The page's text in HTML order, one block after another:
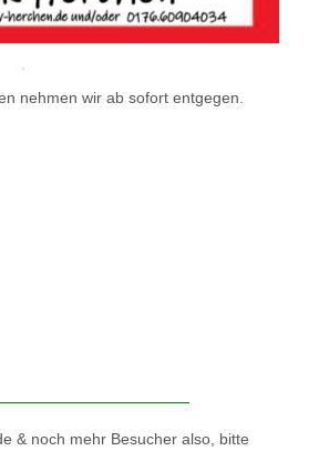
nehmen wir ab sofort entgegen.
& noch mehr Besucher also, bitte